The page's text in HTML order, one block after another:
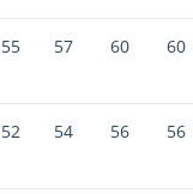
55 57 60 60
52 54 56 56